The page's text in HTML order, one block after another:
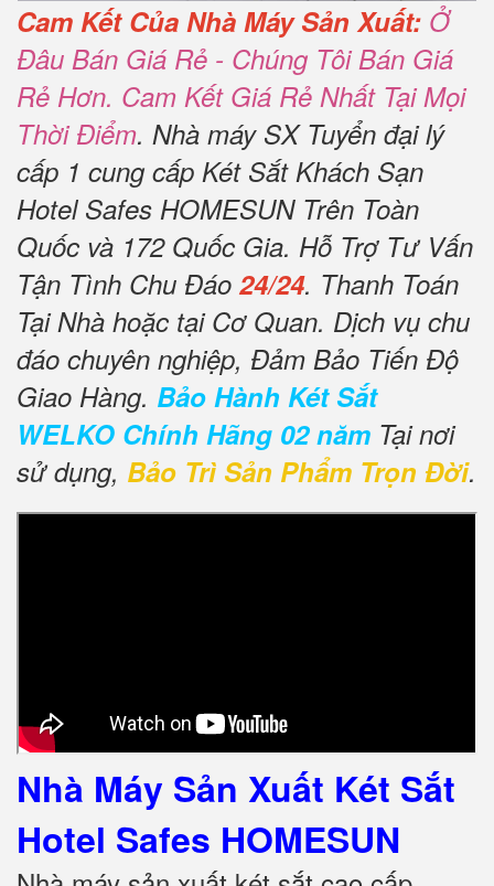
Cam Kết Của Nhà Máy Sản Xuất: Ở
Đâu Bán Giá Rẻ - Chúng Tôi Bán Giá
Rẻ Hơn. Cam Kết Giá Rẻ Nhất Tại Mọi
Thời Điểm. Nhà máy SX Tuyển đại lý
cấp 1 cung cấp Két Sắt Khách Sạn
Hotel Safes HOMESUN Trên Toàn
Quốc và 172 Quốc Gia. Hỗ Trợ Tư Vấn
Tận Tình Chu Đáo 24/24. Thanh Toán
Tại Nhà hoặc tại Cơ Quan. Dịch vụ chu
đáo chuyên nghiệp, Đảm Bảo Tiến Độ
Giao Hàng. Bảo Hành Két Sắt
WELKO Chính Hãng 02 năm Tại nơi
sử dụng, Bảo Trì Sản Phẩm Trọn Đời.
Nhà Máy Sản Xuất Két Sắt
Hotel Safes HOMESUN